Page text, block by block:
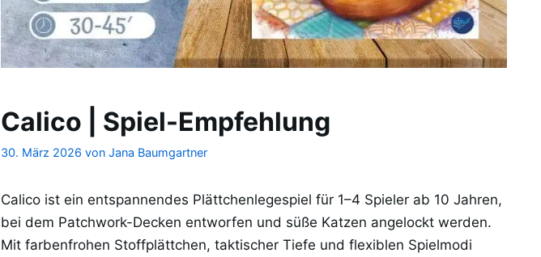
Calico | Spiel-Empfehlung
30. März 2026 von Jana Baumgartner
Calico ist ein entspannendes Plättchenlegespiel für 1–4 Spieler ab 10 Jahren,
bei dem Patchwork-Decken entworfen und süße Katzen angelockt werden.
Mit farbenfrohen Stoffplättchen, taktischer Tiefe und flexiblen Spielmodi